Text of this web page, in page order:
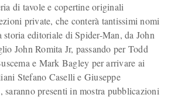
di tavole e copertine originali
private, che conterà tantissimi nomi
storia editoriale di Spider-Man, da John
John Romita Jr, passando per Todd
e Mark Bagley per arrivare ai
Stefano Caselli e Giuseppe
presenti in mostra pubblicazioni